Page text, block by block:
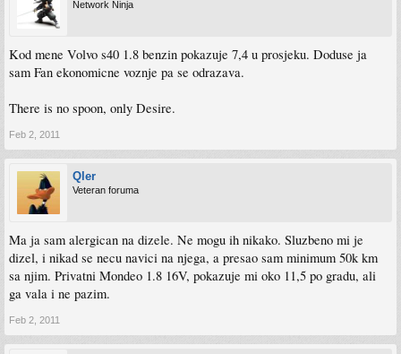
Network Ninja
Kod mene Volvo s40 1.8 benzin pokazuje 7,4 u prosjeku. Doduse ja
sam Fan ekonomicne voznje pa se odrazava.
There is no spoon, only Desire.
Feb 2, 2011
Qler
Veteran foruma
Ma ja sam alergican na dizele. Ne mogu ih nikako. Sluzbeno mi je
dizel, i nikad se necu navici na njega, a presao sam minimum 50k km
sa njim. Privatni Mondeo 1.8 16V, pokazuje mi oko 11,5 po gradu, ali
ga vala i ne pazim.
Feb 2, 2011